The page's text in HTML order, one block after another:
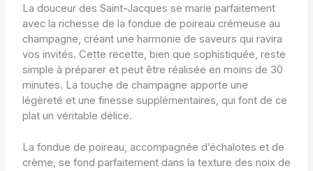
La douceur des Saint-Jacques se marie parfaitement
avec la richesse de la fondue de poireau crémeuse au
champagne, créant une harmonie de saveurs qui ravira
vos invités. Cette recette, bien que sophistiquée, reste
simple à préparer et peut être réalisée en moins de 30
minutes. La touche de champagne apporte une
légèreté et une finesse supplémentaires, qui font de ce
plat un véritable délice.
La fondue de poireau, accompagnée d’échalotes et de
crème, se fond parfaitement dans la texture des noix de